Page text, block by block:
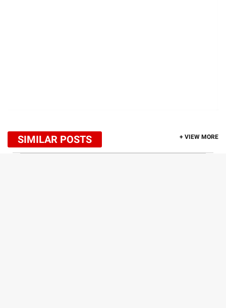
SIMILAR POSTS + VIEW MORE